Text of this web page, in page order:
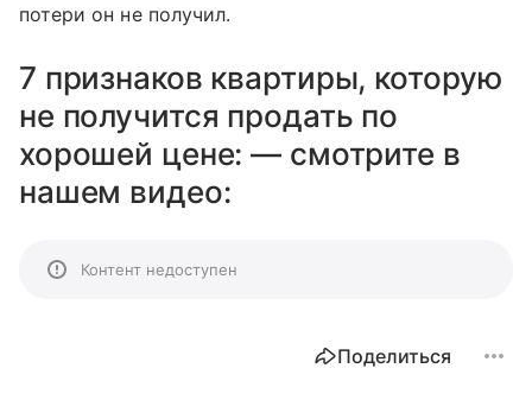
потери он не получил.
7 признаков квартиры, которую
не получится продать по
хорошей цене: — смотрите в
нашем видео:
Контент недоступен
Поделиться